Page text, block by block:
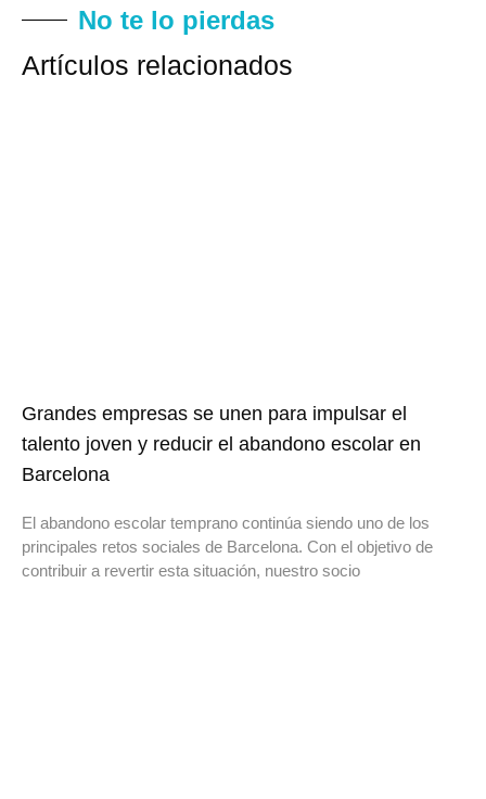
No te lo pierdas
Artículos relacionados
Grandes empresas se unen para impulsar el
talento joven y reducir el abandono escolar en
Barcelona
El abandono escolar temprano continúa siendo uno de los
principales retos sociales de Barcelona. Con el objetivo de
contribuir a revertir esta situación, nuestro socio